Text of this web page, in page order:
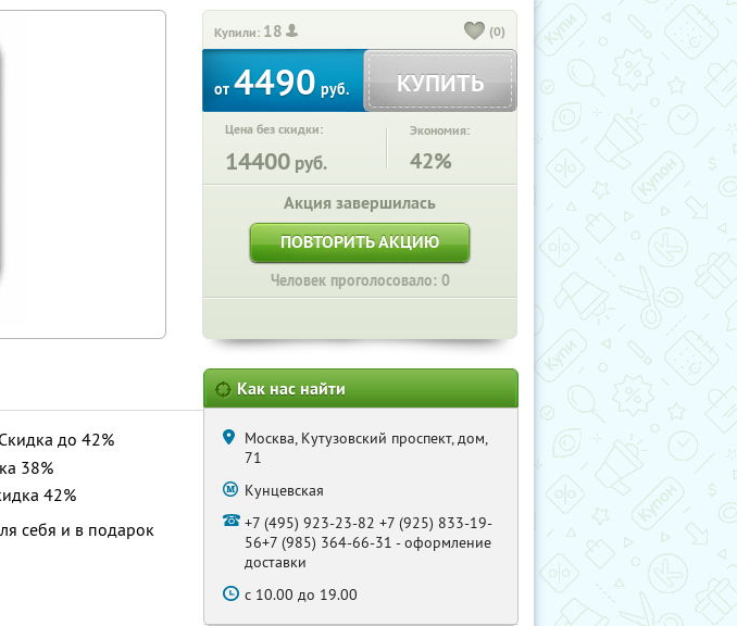
Купили: 18 (0)
от 4490 руб. КУПИТЬ
Цена без скидки:
14400 руб.
Экономия:
42%
Акция завершилась
ПОВТОРИТЬ АКЦИЮ
Человек проголосовало: 0
до 42%
38%
42%
себя и в подарок
Как нас найти
Москва, Кутузовский проспект, дом,
71
Кунцевская
+7 (495) 923-23-82 +7 (925) 833-19-
56+7 (985) 364-66-31 - оформление
доставки
с 10.00 до 19.00